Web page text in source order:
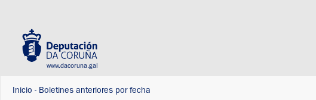
www.dacoruna.gal
Inicio - Boletines anteriores por fecha